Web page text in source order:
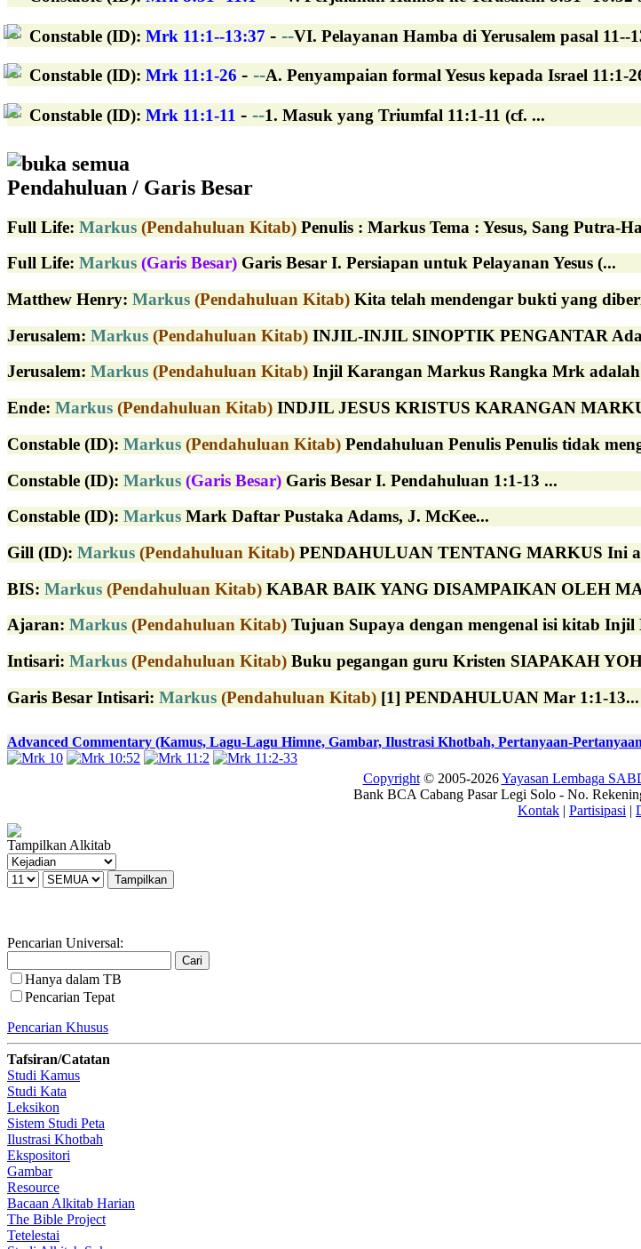
Constable (ID): Mrk 11:1--13:37 - --VI. Pelayanan Hamba di Yerusalem pasal 11--
Constable (ID): Mrk 11:1-26 - --A. Penyampaian formal Yesus kepada Israel 11:1-
Constable (ID): Mrk 11:1-11 - --1. Masuk yang Triumfal 11:1-11 (cf. ...
buka semua
Pendahuluan / Garis Besar
Full Life: Markus (Pendahuluan Kitab) Penulis : Markus Tema : Yesus, Sang Putra-
Full Life: Markus (Garis Besar) Garis Besar I. Persiapan untuk Pelayanan Yesus (...
Matthew Henry: Markus (Pendahuluan Kitab) Kita telah mendengar bukti yang
Jerusalem: Markus (Pendahuluan Kitab) INJIL-INJIL SINOPTIK PENGANTAR
Jerusalem: Markus (Pendahuluan Kitab) Injil Karangan Markus Rangka Mrk
Ende: Markus (Pendahuluan Kitab) INDJIL JESUS KRISTUS KARANGAN
Constable (ID): Markus (Pendahuluan Kitab) Pendahuluan Penulis Penulis tidak
Constable (ID): Markus (Garis Besar) Garis Besar I. Pendahuluan 1:1-13 ...
Constable (ID): Markus Mark Daftar Pustaka Adams, J. McKee...
Gill (ID): Markus (Pendahuluan Kitab) PENDAHULUAN TENTANG MARKUS Ini
BIS: Markus (Pendahuluan Kitab) KABAR BAIK YANG DISAMPAIKAN OLEH
Ajaran: Markus (Pendahuluan Kitab) Tujuan Supaya dengan mengenal isi kitab
Intisari: Markus (Pendahuluan Kitab) Buku pegangan guru Kristen SIAPAKAH
Garis Besar Intisari: Markus (Pendahuluan Kitab) [1] PENDAHULUAN Mar 1:1-13...
Advanced Commentary (Kamus, Lagu-Lagu Himne, Gambar, Ilustrasi Khotbah, Pertanyaan-
Copyright© 2005-2026Yayasan Lembaga
Bank BCA Cabang Pasar Legi Solo - No.
Kontak | Partisipasi |
Tampilkan Alkitab
Pencarian Universal:
Hanya dalam TB
Pencarian Tepat
Pencarian Khusus
Tafsiran/Catatan
Studi Kamus
Studi Kata
Leksikon
Sistem Studi Peta
Ilustrasi Khotbah
Ekspositori
Gambar
Resource
Bacaan Alkitab Harian
The Bible Project
Tetelestai